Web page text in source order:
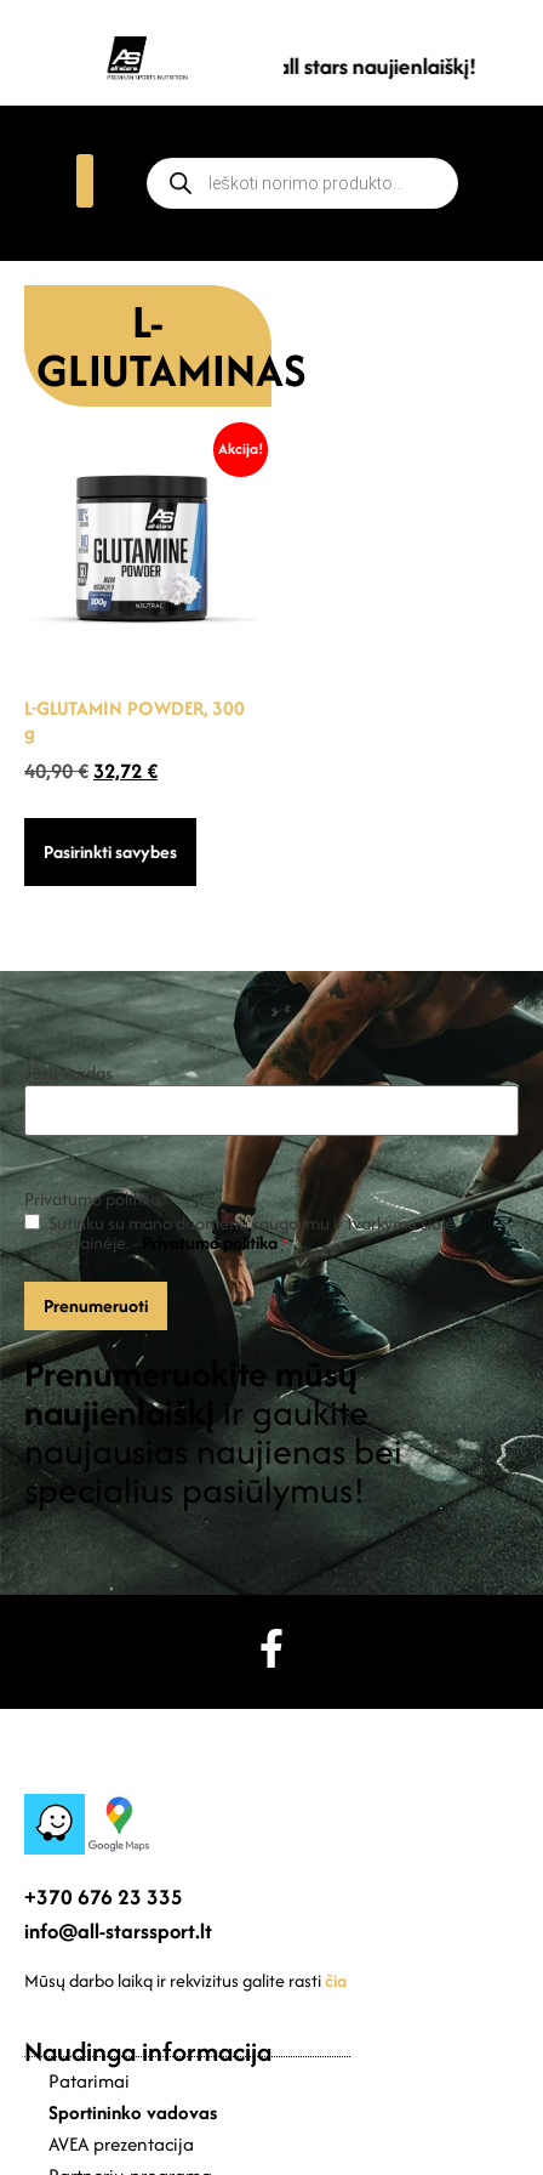
Prenumeruokite all stars naujienlaiškį!
L-
GLIUTAMINAS
Akcija!
L-GLUTAMIN POWDER, 300
g
40,90€32,72€
Pasirinkti savybes
Jūsų vardas
Privatumo politika*
Sutinku su mano duomenų saugojimu ir tvarkymu šioje
svetainėje. - Privatumo politika*
Prenumeruokite mūsų
naujienlaiškįir gaukite
naujausias naujienas bei
specialius pasiūlymus!
+370 676 23 335
info@all-starssport.lt
Mūsų darbo laiką ir rekvizitus galite rastičia
Naudinga informacija
Patarimai
Sportininko vadovas
AVEA prezentacija